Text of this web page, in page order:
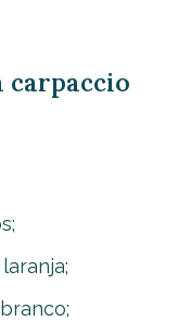
carpaccio